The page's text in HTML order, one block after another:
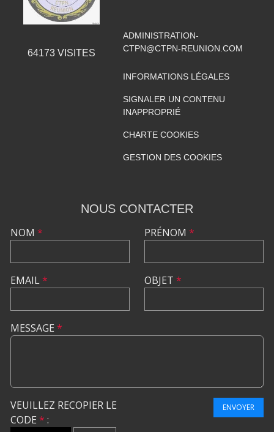
64173VISITES
ADMINISTRATION-
CTPN@CTPN-REUNION.COM
INFORMATIONS LÉGALES
SIGNALER UN CONTENU
INAPPROPRIÉ
CHARTE COOKIES
GESTION DES COOKIES
NOUS CONTACTER
NOM *
EMAIL*
PRÉNOM *
OBJET *
MESSAGE *
VEUILLEZ RECOPIER LE
CODE * :
ENVOYER